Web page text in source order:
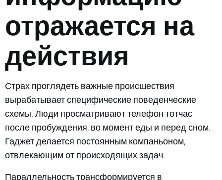
отражается на
действия
Страх проглядеть важные происшествия
вырабатывает специфические поведенческие
схемы. Люди просматривают телефон тотчас
после пробуждения, во момент еды и перед сном.
Гаджет делается постоянным компаньоном,
отвлекающим от происходящих задач.
Параллельность трансформируется в